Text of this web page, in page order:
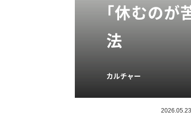
「休むの
法
カルチャー
2026.05.23